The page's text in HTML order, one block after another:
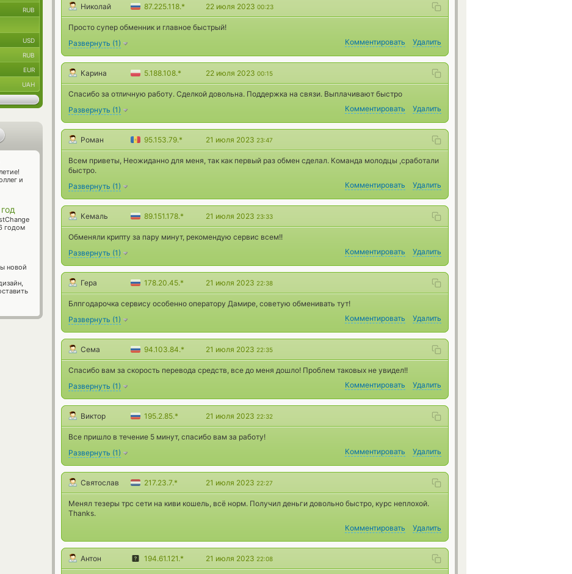
Николай 87.225.118.* 22 июля 2023 00:23
Просто супер обменник и главное быстрый!
Развернуть (1) Комментировать Удалить
Карина 5.188.108.* 22 июля 2023 00:15
Спасибо за отличную работу. Сделкой довольна. Поддержка на связи. Выплачивают быстро
Развернуть (1) Комментировать Удалить
Роман 95.153.79.* 21 июля 2023 23:47
Всем приветы, Неожиданно для меня, так как первый раз обмен сделал. Команда молодцы ,сработали
быстро.
Развернуть (1) Комментировать Удалить
Кемаль 89.151.178.* 21 июля 2023 23:33
Обменяли крипту за пару минут, рекомендую сервис всем!!
Развернуть (1) Комментировать Удалить
Гера 178.20.45.* 21 июля 2023 22:38
Блпгодарочка сервису особенно оператору Дамире, советую обменивать тут!
Развернуть (1) Комментировать Удалить
Сема 94.103.84.* 21 июля 2023 22:35
Спасибо вам за скорость перевода средств, все до меня дошло! Проблем таковых не увидел!!
Развернуть (1) Комментировать Удалить
Виктор 195.2.85.* 21 июля 2023 22:32
Все пришло в течение 5 минут, спасибо вам за работу!
Развернуть (1) Комментировать Удалить
Святослав 217.23.7.* 21 июля 2023 22:27
Менял тезеры трс сети на киви кошель, всё норм. Получил деньги довольно быстро, курс неплохой.
Thanks.
Комментировать
Удалить
Антон 194.61.121.* 21 июля 2023 22:08
RUB
USD
RUB
EUR
UAH
и
годом
новой